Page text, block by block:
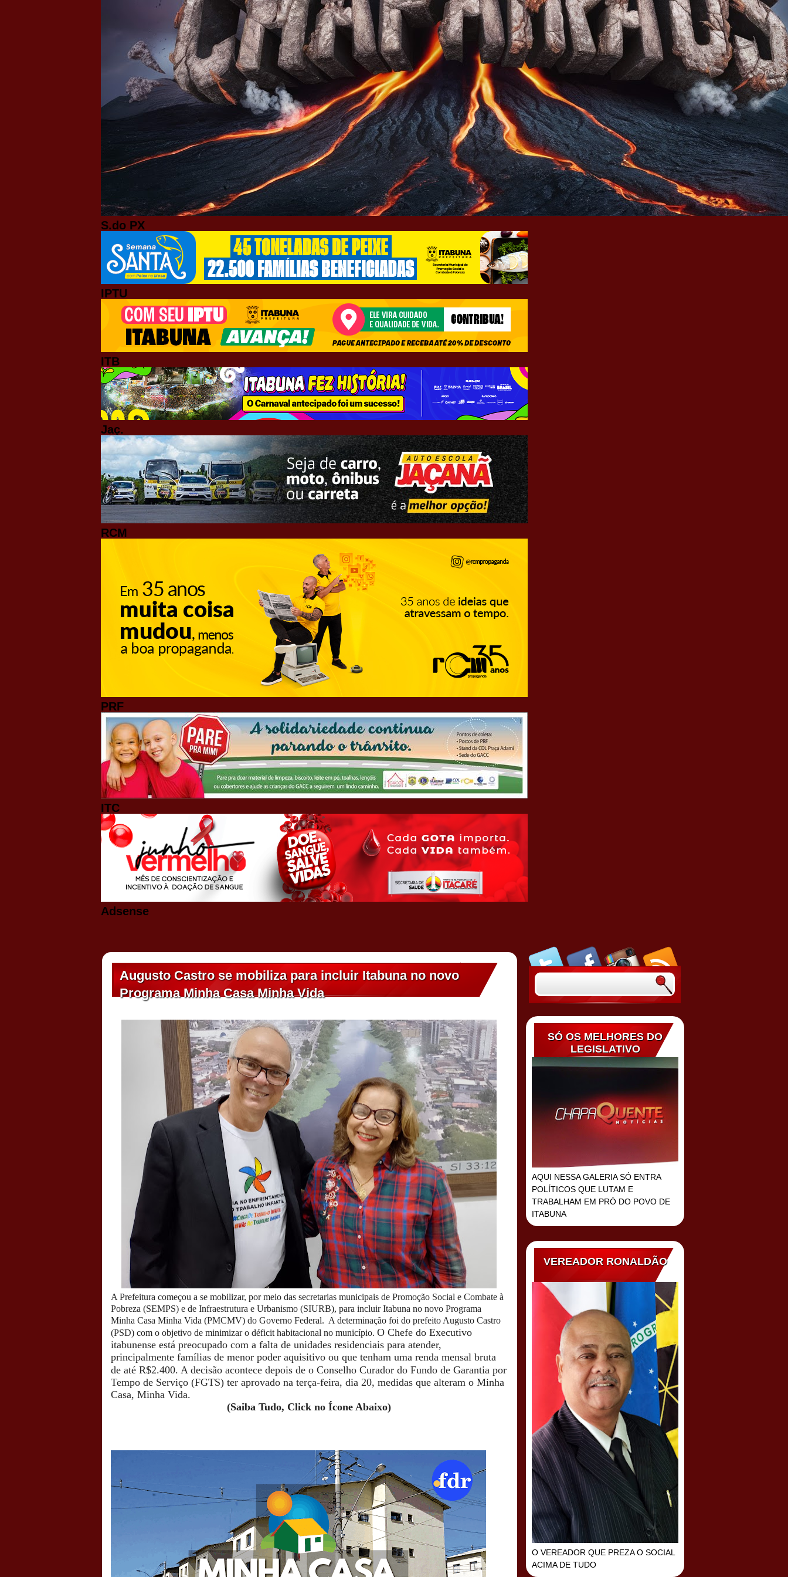
S.do PX
IPTU
ITB
Jaç.
RCM
PRF
ITC
Adsense
Augusto Castro se mobiliza para incluir Itabuna no novo
Programa Minha Casa Minha Vida
A Prefeitura começou a se mobilizar, por meio das secretarias municipais de Promoção Social e Combate à
Pobreza (SEMPS) e de Infraestrutura e Urbanismo (SIURB), para incluir Itabuna no novo Programa
Minha Casa Minha Vida (PMCMV) do Governo Federal. A determinação foi do prefeito Augusto Castro
(PSD) com o objetivo de minimizar o déficit habitacional no município. O Chefe do Executivo
itabunense está preocupado com a falta de unidades residenciais para atender,
principalmente famílias de menor poder aquisitivo ou que tenham uma renda mensal bruta
de até R$2.400. A decisão acontece depois de o Conselho Curador do Fundo de Garantia por
Tempo de Serviço (FGTS) ter aprovado na terça-feira, dia 20, medidas que alteram o Minha
Casa, Minha Vida.
(Saiba Tudo, Click no Ícone Abaixo)
SÓ OS MELHORES DO
LEGISLATIVO
AQUI NESSA GALERIA SÓ ENTRA
POLÍTICOS QUE LUTAM E
TRABALHAM EM PRÓ DO POVO DE
ITABUNA
VEREADOR RONALDÃO
O VEREADOR QUE PREZA O SOCIAL
ACIMA DE TUDO